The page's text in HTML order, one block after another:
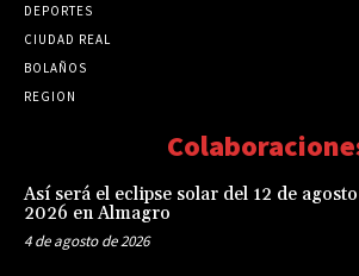
DEPORTES
CIUDAD REAL
BOLAÑOS
REGION
Así será el eclipse solar del 12 de
2026 en Almagro
4 de agosto de 2026